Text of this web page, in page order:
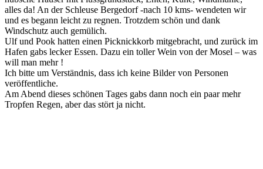
alles da! An der Schleuse Bergedorf -nach 10 kms- wendeten wir
und es begann leicht zu regnen. Trotzdem schön und dank
Windschutz auch gemülich.
Ulf und Pook hatten einen Picknickkorb mitgebracht, und zurück im
Hafen gabs lecker Essen. Dazu ein toller Wein von der Mosel – was
will man mehr !
Ich bitte um Verständnis, dass ich keine Bilder von Personen
veröffentliche.
Am Abend dieses schönen Tages gabs dann noch ein paar mehr
Tropfen Regen, aber das stört ja nicht.